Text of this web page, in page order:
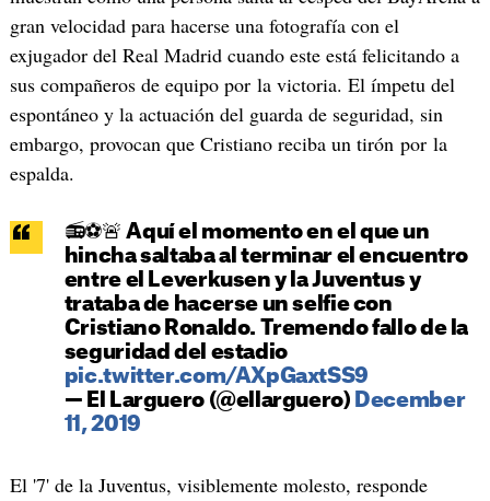
gran velocidad para hacerse una fotografía con el
exjugador del Real Madrid cuando este está felicitando a
sus compañeros de equipo por la victoria. El ímpetu del
espontáneo y la actuación del guarda de seguridad, sin
embargo, provocan que Cristiano reciba un tirón por la
espalda.
📻⚽🚨 Aquí el momento en el que un
hincha saltaba al terminar el encuentro
entre el Leverkusen y la Juventus y
trataba de hacerse un selfie con
Cristiano Ronaldo. Tremendo fallo de la
seguridad del estadio
pic.twitter.com/AXpGaxtSS9
— El Larguero (@ellarguero) December
11, 2019
El '7' de la Juventus, visiblemente molesto, responde